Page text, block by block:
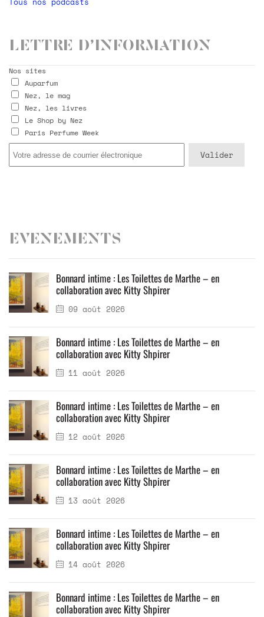
Lettre d’information
Nos sites
Auparfum
Nez, le mag
Nez, les livres
Le Shop by Nez
Paris Perfume Week
Evenements
09 août 2026
Bonnard intime : Les Toilettes de Marthe – en
collaboration avec Kitty Shpirer
11 août 2026
Bonnard intime : Les Toilettes de Marthe – en
collaboration avec Kitty Shpirer
12 août 2026
Bonnard intime : Les Toilettes de Marthe – en
collaboration avec Kitty Shpirer
13 août 2026
Bonnard intime : Les Toilettes de Marthe – en
collaboration avec Kitty Shpirer
14 août 2026
Bonnard intime : Les Toilettes de Marthe – en
collaboration avec Kitty Shpirer
Bonnard intime : Les Toilettes de Marthe – en
collaboration avec Kitty Shpirer